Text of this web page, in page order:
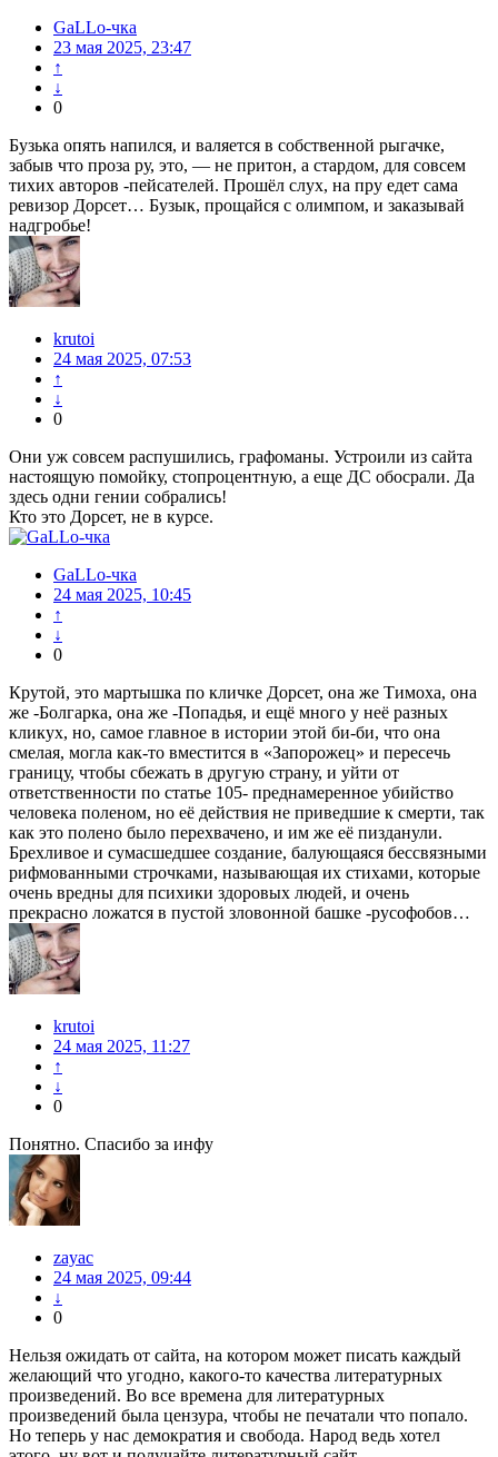
GaLLo-чка
23 мая 2025, 23:47
↑
↓
0
Бузька опять напился, и валяется в собственной рыгачке,
забыв что проза ру, это, — не притон, а стардом, для совсем
тихих авторов -пейсателей. Прошёл слух, на пру едет сама
ревизор Дорсет… Бузык, прощайся с олимпом, и заказывай
надгробье!
krutoi
24 мая 2025, 07:53
↑
↓
0
Они уж совсем распушились, графоманы. Устроили из сайта
настоящую помойку, стопроцентную, а еще ДС обосрали. Да
здесь одни гении собрались!
Кто это Дорсет, не в курсе.
GaLLo-чка
24 мая 2025, 10:45
↑
↓
0
Крутой, это мартышка по кличке Дорсет, она же Тимоха, она
же -Болгарка, она же -Попадья, и ещё много у неё разных
кликух, но, самое главное в истории этой би-би, что она
смелая, могла как-то вместится в «Запорожец» и пересечь
границу, чтобы сбежать в другую страну, и уйти от
ответственности по статье 105- преднамеренное убийство
человека поленом, но её действия не приведшие к смерти, так
как это полено было перехвачено, и им же её пизданули.
Брехливое и сумасшедшее создание, балующаяся бессвязными
рифмованными строчками, называющая их стихами, которые
очень вредны для психики здоровых людей, и очень
прекрасно ложатся в пустой зловонной башке -русофобов…
krutoi
24 мая 2025, 11:27
↑
↓
0
Понятно. Спасибо за инфу
zayac
24 мая 2025, 09:44
↓
0
Нельзя ожидать от сайта, на котором может писать каждый
желающий что угодно, какого-то качества литературных
произведений. Во все времена для литературных
произведений была цензура, чтобы не печатали что попало.
Но теперь у нас демократия и свобода. Народ ведь хотел